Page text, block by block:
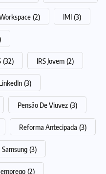
(2) IMI (3)
(32) IRS Jovem (2)
(3)
Pensão De Viuvez (3)
Reforma Antecipada (3)
Samsung (3)
(2)